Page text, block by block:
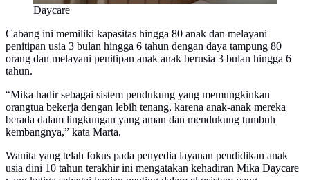
Daycare
Cabang ini memiliki kapasitas hingga 80 anak dan melayani
penitipan usia 3 bulan hingga 6 tahun dengan daya tampung 80
orang dan melayani penitipan anak anak berusia 3 bulan hingga 6
tahun.
“Mika hadir sebagai sistem pendukung yang memungkinkan
orangtua bekerja dengan lebih tenang, karena anak-anak mereka
berada dalam lingkungan yang aman dan mendukung tumbuh
kembangnya,” kata Marta.
Wanita yang telah fokus pada penyedia layanan pendidikan anak
usia dini 10 tahun terakhir ini mengatakan kehadiran Mika Daycare